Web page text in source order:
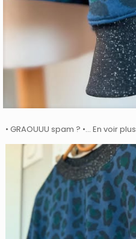
• GRAOUUU spam ? •… En voir plus